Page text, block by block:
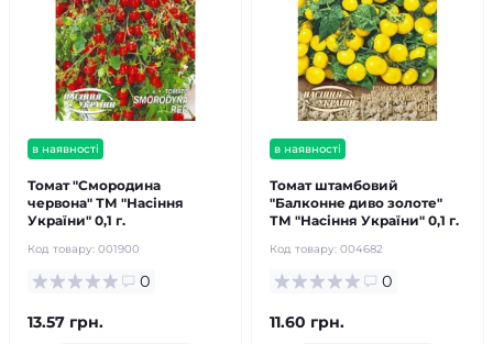
в наявності
Томат "Смородина
червона" ТМ "Насіння
України" 0,1 г.
Код товару: 001900
0
13.57 грн.
в наявності
Томат штамбовий
"Балконне диво золоте"
ТМ "Насіння України" 0,1 г.
Код товару: 004682
0
11.60 грн.